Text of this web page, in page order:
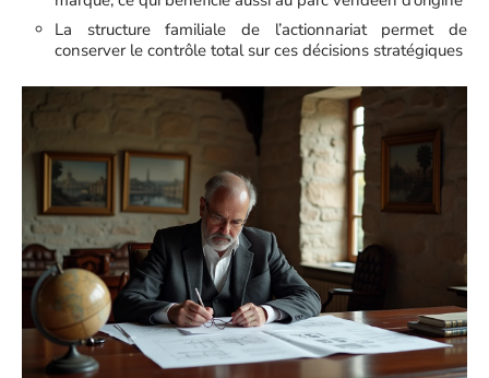
La structure familiale de l’actionnariat permet de
conserver le contrôle total sur ces décisions stratégiques